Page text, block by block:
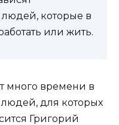
людей, которые в
или жить.
много времени в
для которых
Григорий